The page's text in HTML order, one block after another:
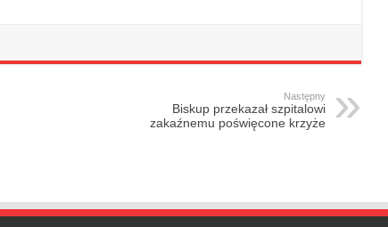
Następny
Biskup przekazał szpitalowi
zakaźnemu poświęcone krzyże